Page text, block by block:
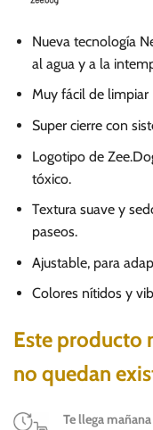
Nueva tecnología
al agua y a la
Muy fácil de limpiar
Super cierre con
Logotipo de
tóxico.
Textura suave y
paseos.
Ajustable, para
Colores nítidos y
Este producto
no quedan
Te llega